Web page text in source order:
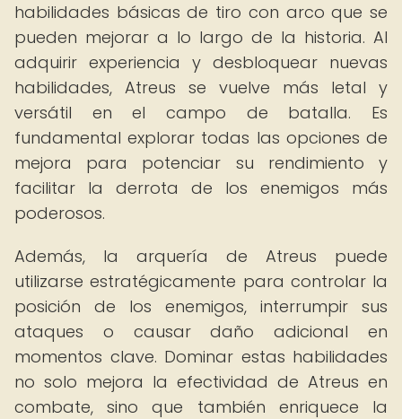
habilidades básicas de tiro con arco que se
pueden mejorar a lo largo de la historia. Al
adquirir experiencia y desbloquear nuevas
habilidades, Atreus se vuelve más letal y
versátil en el campo de batalla. Es
fundamental explorar todas las opciones de
mejora para potenciar su rendimiento y
facilitar la derrota de los enemigos más
poderosos.
Además, la arquería de Atreus puede
utilizarse estratégicamente para controlar la
posición de los enemigos, interrumpir sus
ataques o causar daño adicional en
momentos clave. Dominar estas habilidades
no solo mejora la efectividad de Atreus en
combate, sino que también enriquece la